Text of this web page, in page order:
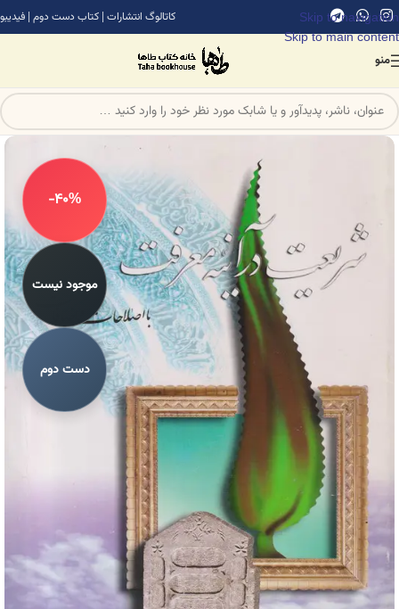
Skip to navigation
Skip to main content
کاتالوگ انتشارات | کتاب دست دوم | فیدیبو
منو
-40%
موجود نیست
دست دوم